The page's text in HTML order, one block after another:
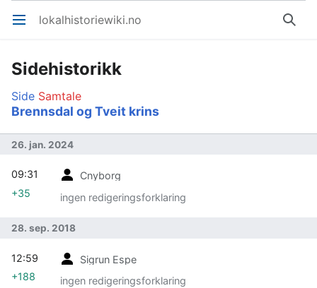
Åpne hovedmenyen lokalhistoriewiki.no Søk
Sidehistorikk
Side Samtale
Brennsdal og Tveit krins
26. jan. 2024
Cnyborg
ingen redigeringsforklaring
09:31
+35
28. sep. 2018
Sigrun Espe
ingen redigeringsforklaring
12:59
+188